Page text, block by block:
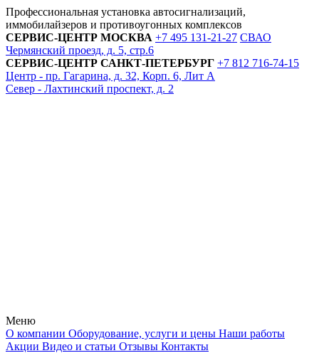
Профессиональная установка автосигнализаций,
иммобилайзеров и противоугонных комплексов
СЕРВИС-ЦЕНТР МОСКВА +7 495 131-21-27 СВАО
Чермянский проезд, д. 5, стр.6
СЕРВИС-ЦЕНТР САНКТ-ПЕТЕРБУРГ +7 812 716-74-15
Центр - пр. Гагарина, д. 32, Корп. 6, Лит А
Север - Лахтинский проспект, д. 2
Меню
О компании Оборудование, услуги и цены Наши работы
Акции Видео и статьи Отзывы Контакты